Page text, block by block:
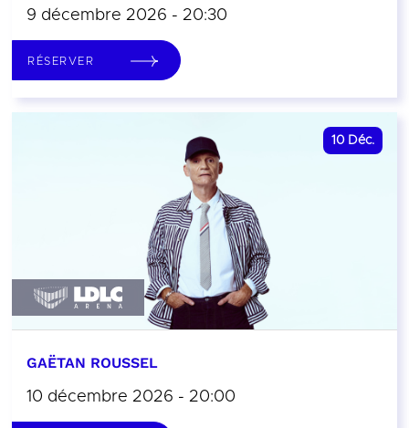
9 décembre 2026 - 20:30
RÉSERVER
10 Déc.
GAËTAN ROUSSEL
10 décembre 2026 - 20:00